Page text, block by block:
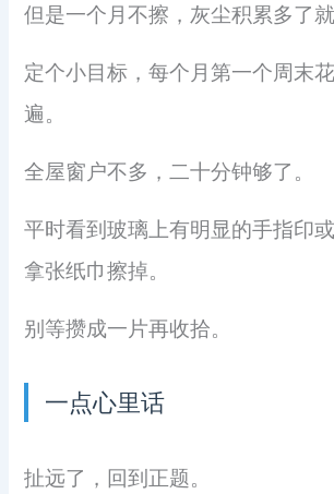
但是一个月不擦，灰尘积累多了就
定个小目标，每个月第一个周末
遍。
全屋窗户不多，二十分钟够了。
平时看到玻璃上有明显的手指印
拿张纸巾擦掉。
别等攒成一片再收拾。
一点心里话
扯远了，回到正题。